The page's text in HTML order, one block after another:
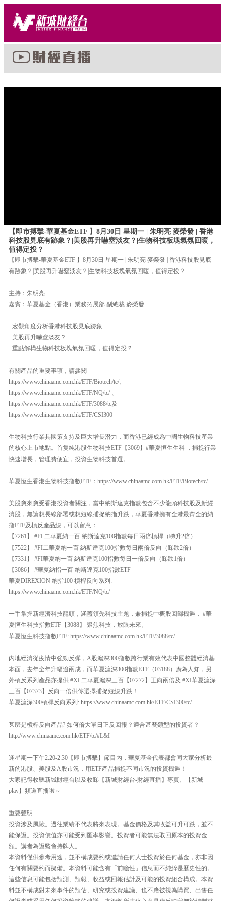
【即市搏擊-華夏基金ETF 】8月30日 星期一 | 朱明亮 麥榮發 | 香港
科技股見底有跡象？|美股再升嚇窒淡友？|生物科技板塊氣氛回暖，
值得定投？
【即市搏擊-華夏基金ETF 】8月30日 星期一 | 朱明亮 麥榮發 | 香港科技股見底
有跡象？|美股再升嚇窒淡友？|生物科技板塊氣氛回暖，值得定投？
主持：朱明亮
嘉賓：華夏基金（香港）業務拓展部 副總裁 麥榮發
- 宏觀角度分析香港科技股見底跡象
- 美股再升嚇窒淡友？
- 重點解構生物科技板塊氣氛回暖，值得定投？
有關產品的重要事項，請參閱
https://www.chinaamc.com.hk/ETF/Biotech/tc/、
https://www.chinaamc.com.hk/ETF/NQ/tc/ 、
https://www.chinaamc.com.hk/ETF/3088/tc及
https://www.chinaamc.com.hk/ETF/CSI300
生物科技行業具國策支持及巨大增長潛力，而香港已經成為中國生物科技產業
的核心上市地點。首隻純港股生物科技ETF【3069】#華夏恒生生科 ，捕捉行業
快速增長，管理費便宜，投資生物科技首選。
華夏恆生香港生物科技指數ETF：https://www.chinaamc.com.hk/ETF/Biotech/tc/
美股愈來愈受香港投資者關注，當中納斯達克指數包含不少龍頭科技股及新經
濟股，無論想長線部署或想短線捕捉納指升跌，華夏香港擁有全港最齊全的納
指ETF及槓反產品線，可以留意：
【7261】 #FL二華夏納一百 納斯達克100指數每日兩倍槓桿（睇升2倍）
【7522】 #FI二華夏納一百 納斯達克100指數每日兩倍反向（睇跌2倍）
【7331】 #FI華夏納一百 納斯達克100指數每日一倍反向（睇跌1倍）
【3086】 #華夏納指一百 納斯達克100指數ETF
華夏DIREXION 納指100 槓桿反向系列:
https://www.chinaamc.com.hk/ETF/NQ/tc/
一手掌握新經濟科技龍頭，涵蓋領先科技主題，兼捕捉中概股回歸機遇， #華
夏恆生科技指數ETF【3088】 聚焦科技，放眼未來。
華夏恆生科技指數ETF: https://www.chinaamc.com.hk/ETF/3088/tc/
內地經濟從疫情中強勁反彈，A股滬深300指數跨行業有效代表中國整體經濟基
本面，去年全年升幅逾兩成，而華夏滬深300指數ETF（03188）廣為人知，另
外槓反系列產品亦提供 #XL二華夏滬深三百【07272】正向兩倍及 #XI華夏滬深
三百【07373】反向一倍供你選擇捕捉短線升跌！
華夏滬深300槓桿反向系列: https://www.chinaamc.com.hk/ETF/CSI300/tc/
甚麼是槓桿反向產品? 如何倍大單日正反回報？適合甚麼類型的投資者？
http://www.chinaamc.com.hk/ETF/tc/#L&I
逢星期一下午2:20-2:30【即市搏擊】節目內，華夏基金代表都會同大家分析最
新的港股、美股及A股市況，用ETF產品捕捉不同市況的投資機遇！
大家記得收聽新城財經台以及收睇【新城財經台-財經直播】專頁、【新城
play】頻道直播啦～
重要聲明
投資涉及風險。過往業績不代表將來表現。基金價格及其收益可升可跌，並不
能保證。投資價值亦可能受到匯率影響。投資者可能無法取回原本的投資金
額。講者為證監會持牌人。
本資料僅供參考用途，並不構成要約或邀請任何人士投資於任何基金，亦非因
任何有關要約而擬備。本資料可能含有「前瞻性」信息而不純綷是歷史性的。
這些信息可能包括預測、預報、收益或回報估計及可能的投資組合構成。本資
料並不構成對未來事件的預估、研究或投資建議、也不應被視為購買、出售任